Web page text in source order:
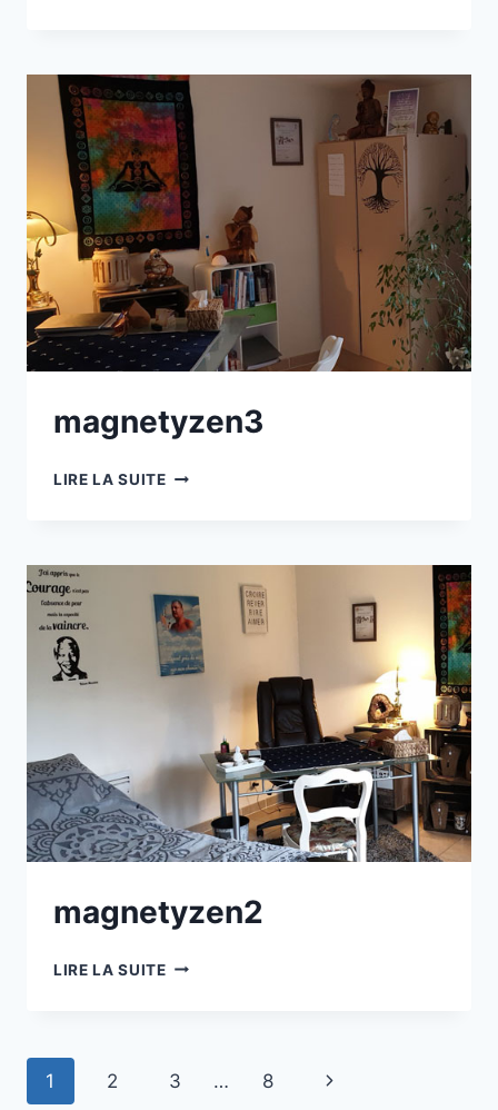
magnetyzen3
LIRE LA SUITE MAGNETYZEN3
magnetyzen2
LIRE LA SUITE MAGNETYZEN2
Navigation
1 2 3 … 8 Page